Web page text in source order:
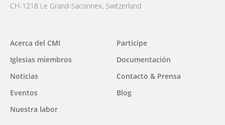
CH-1218 Le Grand-Saconnex, Switzerland
Main
navigation
Acerca del CMI
Iglesias miembros
Noticias
Eventos
Nuestra labor
Participe
Documentación
Contacto & Prensa
Blog